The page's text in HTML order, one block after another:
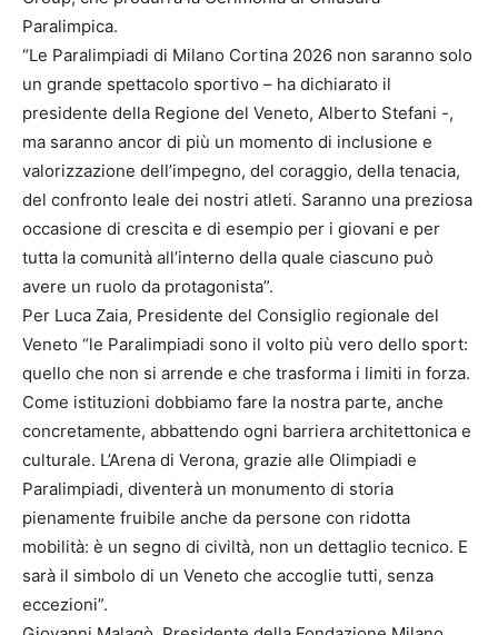
Paralimpica.
“Le Paralimpiadi di Milano Cortina 2026 non saranno solo
un grande spettacolo sportivo – ha dichiarato il
presidente della Regione del Veneto, Alberto Stefani -,
ma saranno ancor di più un momento di inclusione e
valorizzazione dell’impegno, del coraggio, della tenacia,
del confronto leale dei nostri atleti. Saranno una preziosa
occasione di crescita e di esempio per i giovani e per
tutta la comunità all’interno della quale ciascuno può
avere un ruolo da protagonista”.
Per Luca Zaia, Presidente del Consiglio regionale del
Veneto “le Paralimpiadi sono il volto più vero dello sport:
quello che non si arrende e che trasforma i limiti in forza.
Come istituzioni dobbiamo fare la nostra parte, anche
concretamente, abbattendo ogni barriera architettonica e
culturale. L’Arena di Verona, grazie alle Olimpiadi e
Paralimpiadi, diventerà un monumento di storia
pienamente fruibile anche da persone con ridotta
mobilità: è un segno di civiltà, non un dettaglio tecnico. E
sarà il simbolo di un Veneto che accoglie tutti, senza
eccezioni”.